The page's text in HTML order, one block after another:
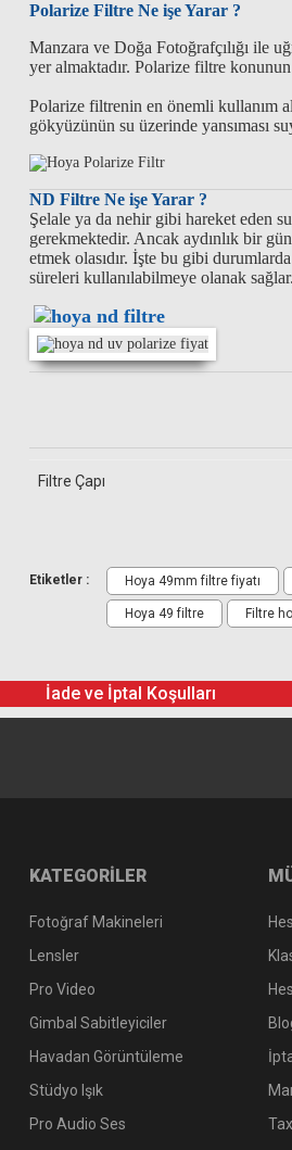
Polarize Filtre Ne işe Yarar ?
Manzara ve Doğa Fotoğrafçılığı ile
yer almaktadır. Polarize filtre konunun
Polarize filtrenin en önemli kullanım
gökyüzünün su üzerinde yansıması
ND Filtre Ne işe Yarar ?
Şelale ya da nehir gibi hareket eden
gerekmektedir. Ancak aydınlık bir
etmek olasıdır. İşte bu gibi
süreleri kullanılabilmeye olanak
Filtre Çapı
1 Adet Filtre Çantası
Etiketler : Hoya 49mm filtre fiyatı
Hoya 49 filtre Filtre
İade ve İptal Koşulları
KATEGORİLER
Fotoğraf Makineleri
Lensler
Pro Video
Gimbal Sabitleyiciler
Havadan Görüntüleme
Stüdyo Işık
Pro Audio Ses